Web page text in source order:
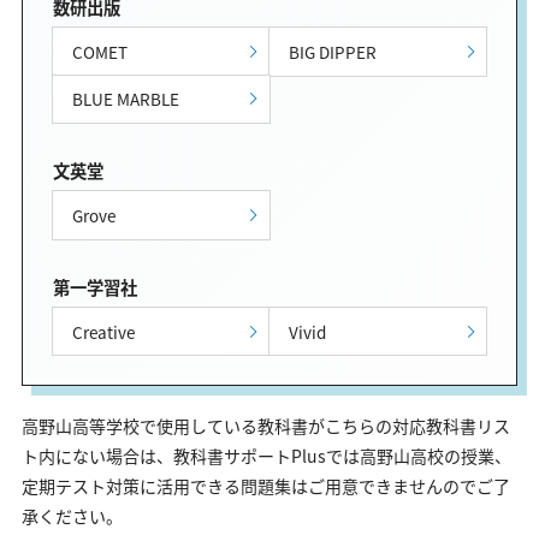
数研出版
COMET
BIG DIPPER
BLUE MARBLE
文英堂
Grove
第一学習社
Creative Vivid
高野山高等学校で使用している教科書がこちらの対応教科書リス
ト内にない場合は、教科書サポートPlusでは高野山高校の授業、
定期テスト対策に活用できる問題集はご用意できませんのでご了
承ください。